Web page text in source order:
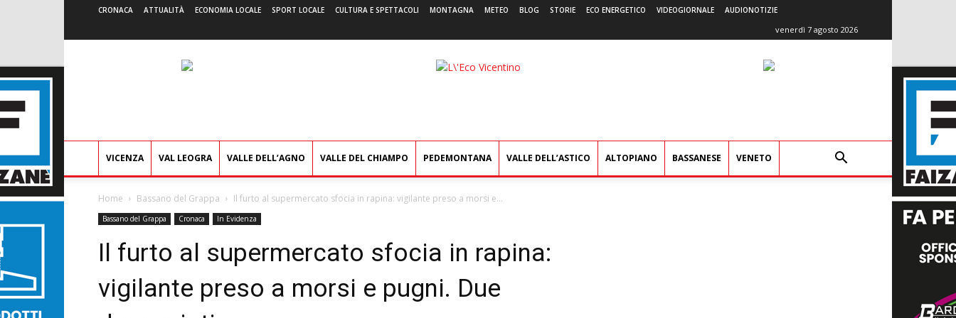
CRONACA ATTUALITÀ ECONOMIA LOCALE SPORT LOCALE CULTURA E SPETTACOLI MONTAGNA METEO BLOG STORIE ECO ENERGETICO VIDEOGIORNALE AUDIONOTIZIE
venerdì 7 agosto 2026
L'Eco
VICENZA VAL LEOGRA VALLE DELL’AGNO VALLE DEL CHIAMPO PEDEMONTANA VALLE DELL’ASTICO ALTOPIANO BASSANESE VENETO
Home Bassano del Grappa Il furto al supermercato sfocia in rapina: vigilante preso a morsi e...
Bassano del Grappa Cronaca In Evidenza
Il furto al supermercato sfocia in rapina:
vigilante preso a morsi e pugni. Due